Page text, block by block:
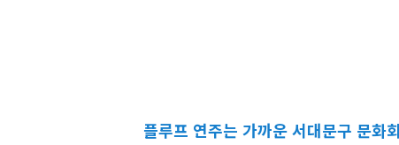
플루프 연주는 가까운 서대문구 문화